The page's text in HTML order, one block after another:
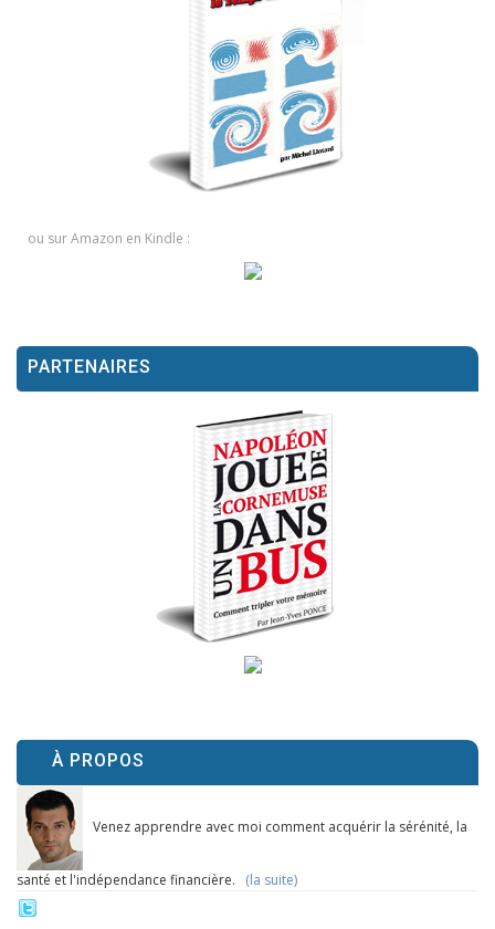
ou sur Amazon en Kindle :
PARTENAIRES
À PROPOS
Venez apprendre avec moi comment acquérir la sérénité, la
santé et l'indépendance financière. (la suite)